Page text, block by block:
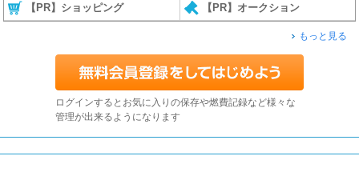
【PR】ショッピング 【PR】オークション
もっと見る
ログインするとお気に入りの保存や燃費記録など様々な
管理が出来るようになります